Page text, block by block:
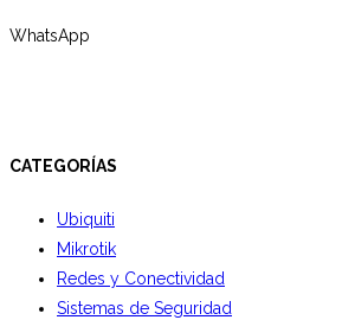
WhatsApp
CATEGORÍAS
Ubiquiti
Mikrotik
Redes y Conectividad
Sistemas de Seguridad